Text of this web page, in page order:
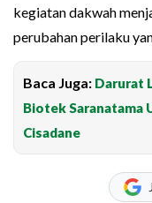
kegiatan dakwah
perubahan perilaku
Baca Juga: Darurat
Biotek Saranatama
Cisadane